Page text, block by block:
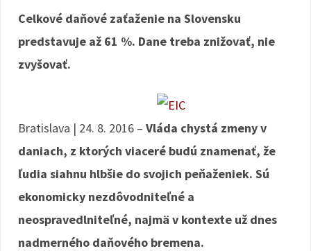
o e
Celkové daňové zaťaženie na Slovensku
predstavuje až 61 %. Dane treba znižovať, nie
zvyšovať.
Bratislava | 24. 8. 2016 – Vláda chystá zmeny v
daniach, z ktorých viaceré budú znamenať, že
ľudia siahnu hlbšie do svojich peňaženiek. Sú
ekonomicky nezdôvodniteľné a
neospravedlniteľné, najmä v kontexte už dnes
nadmerného daňového bremena.